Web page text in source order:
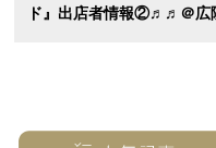
ド』出店者情報②♬♬＠広